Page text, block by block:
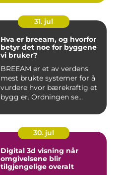
31. jul
Hva er breeam, og hvorfor
betyr det noe for byggene
vi bruker?
BREEAM er et av verdens
mest brukte systemer for å
vurdere hvor bærekraftig et
bygg er. Ordningen se...
30. jul
Digital 3d visning når
omgivelsene blir
tilgjengelige overalt